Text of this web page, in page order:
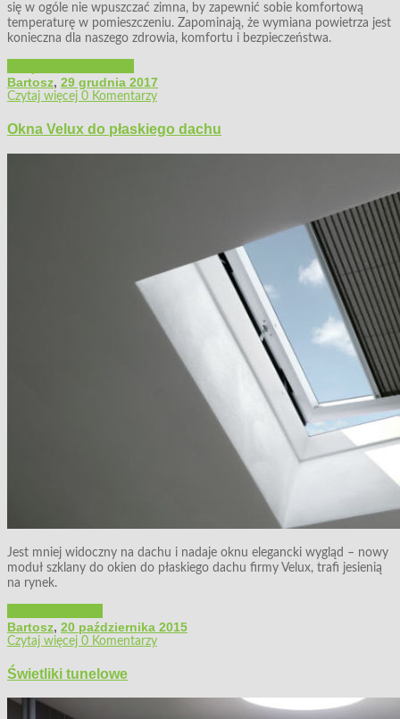
się w ogóle nie wpuszczać zimna, by zapewnić sobie komfortową
temperaturę w pomieszczeniu. Zapominają, że wymiana powietrza jest
konieczna dla naszego zdrowia, komfortu i bezpieczeństwa.
Bartosz, 29 grudnia 2017
Czytaj więcej 0 Komentarzy
Okna Velux do płaskiego dachu
Jest mniej widoczny na dachu i nadaje oknu elegancki wygląd – nowy
moduł szklany do okien do płaskiego dachu firmy Velux, trafi jesienią
na rynek.
Bartosz, 20 października 2015
Czytaj więcej 0 Komentarzy
Świetliki tunelowe